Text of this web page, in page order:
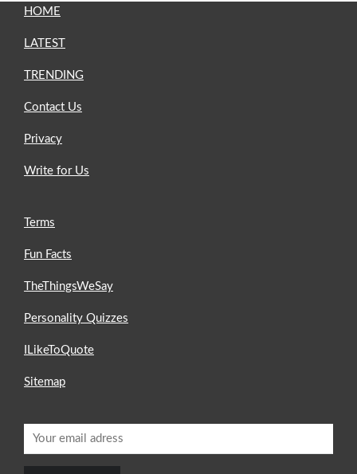
HOME
LATEST
TRENDING
Contact Us
Privacy
Write for Us
Terms
Fun Facts
TheThingsWeSay
Personality Quizzes
ILikeToQuote
Sitemap